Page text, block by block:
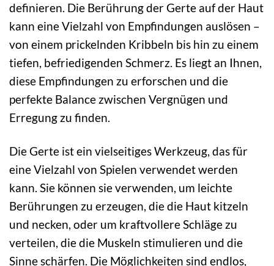
definieren. Die Berührung der Gerte auf der Haut
kann eine Vielzahl von Empfindungen auslösen –
von einem prickelnden Kribbeln bis hin zu einem
tiefen, befriedigenden Schmerz. Es liegt an Ihnen,
diese Empfindungen zu erforschen und die
perfekte Balance zwischen Vergnügen und
Erregung zu finden.
Die Gerte ist ein vielseitiges Werkzeug, das für
eine Vielzahl von Spielen verwendet werden
kann. Sie können sie verwenden, um leichte
Berührungen zu erzeugen, die die Haut kitzeln
und necken, oder um kraftvollere Schläge zu
verteilen, die die Muskeln stimulieren und die
Sinne schärfen. Die Möglichkeiten sind endlos,